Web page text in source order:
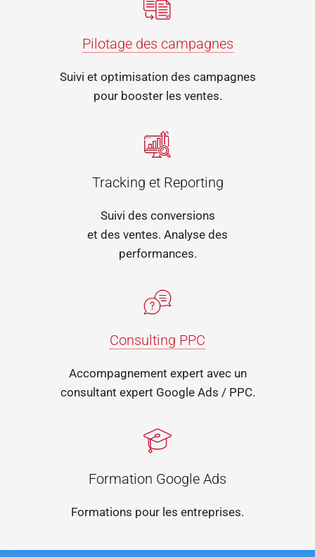
Pilotage des campagnes
Suivi et optimisation des campagnes
pour booster les ventes.
Tracking et Reporting
Suivi des conversions
et des ventes. Analyse des
performances.
Consulting PPC
Accompagnement expert avec un
consultant expert Google Ads / PPC.
Formation Google Ads
Formations pour les entreprises.